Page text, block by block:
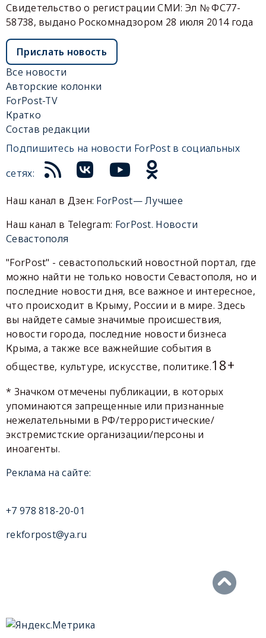
Свидетельство о регистрации СМИ: Эл № ФС77-
58738, выдано Роскомнадзором 28 июля 2014 года
Прислать новость
Все новости
Авторские колонки
ForPost-TV
Кратко
Состав редакции
Подпишитесь на новости ForPost в социальных
сетях:
Наш канал в Дзен: ForPost— Лучшее
Наш канал в Telegram: ForPost. Новости
Севастополя
"ForPost" - севастопольский новостной портал, где
можно найти не только новости Севастополя, но и
последние новости дня, все важное и интересное,
что происходит в Крыму, России и в мире. Здесь
вы найдете самые значимые происшествия,
новости города, последние новости бизнеса
Крыма, а также все важнейшие события в
обществе, культуре, искусстве, политике.18+
* Значком отмечены публикации, в которых
упоминаются запрещенные или признанные
нежелательными в РФ/террористические/
экстремистские организации/персоны и
иноагенты.
Реклама на сайте:
+7 978 818-20-01
rekforpost@ya.ru